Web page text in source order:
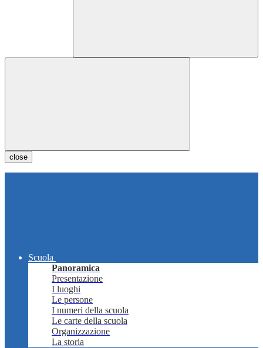
close
Scuola
Panoramica
Presentazione
I luoghi
Le persone
I numeri della scuola
Le carte della scuola
Organizzazione
La storia